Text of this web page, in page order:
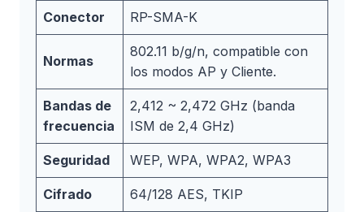
Conector RP-SMA-K
Normas
802.11 b/g/n, compatible con
los modos AP y Cliente.
Bandas de
frecuencia
2,412 ~ 2,472 GHz (banda
ISM de 2,4 GHz)
Seguridad WEP, WPA, WPA2, WPA3
Cifrado 64/128 AES, TKIP